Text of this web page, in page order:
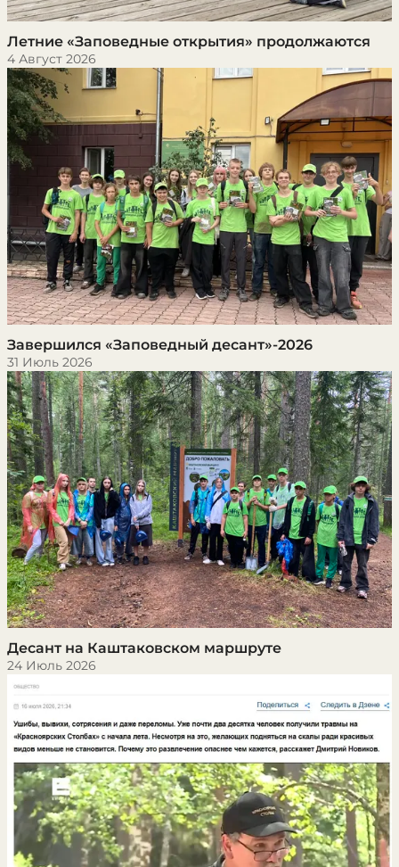
Летние «Заповедные открытия» продолжаются
4 Август 2026
Завершился «Заповедный десант»-2026
31 Июль 2026
Десант на Каштаковском маршруте
24 Июль 2026